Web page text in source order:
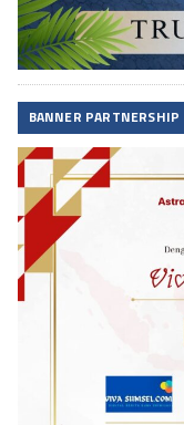
BANNER PARTNERSHIP